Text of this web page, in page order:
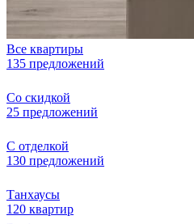
Все квартиры
135 предложений
Со скидкой
25 предложений
С отделкой
130 предложений
Танхаусы
120 квартир